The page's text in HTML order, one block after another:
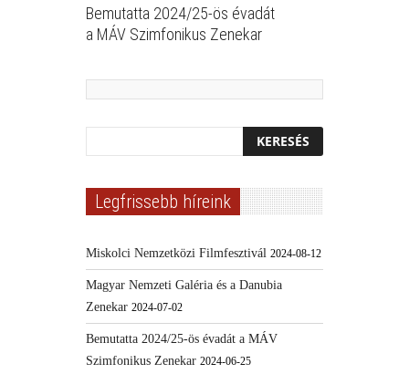
Bemutatta 2024/25-ös évadát
a MÁV Szimfonikus Zenekar
Legfrissebb híreink
Miskolci Nemzetközi Filmfesztivál 2024-08-12
Magyar Nemzeti Galéria és a Danubia
Zenekar 2024-07-02
Bemutatta 2024/25-ös évadát a MÁV
Szimfonikus Zenekar 2024-06-25